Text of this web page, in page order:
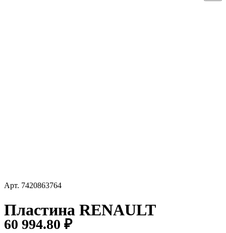
Арт. 7420863764
Пластина RENAULT
60 994.80 ₽